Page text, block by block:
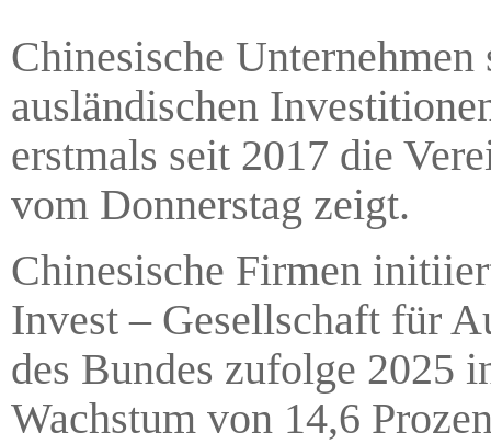
Chinesische
ausländischen
erstmals seit 2017 die
vom Donnerstag zeigt.
Chinesische Firmen
Invest – Gesellschaft für
des Bundes zufolge 2025
Wachstum von 14,6